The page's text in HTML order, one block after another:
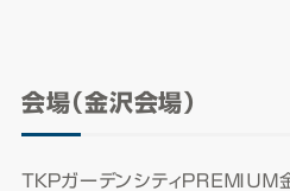
会場（金沢会場）
ＴＫＰガーデンシティＰＲＥＭＩＵ